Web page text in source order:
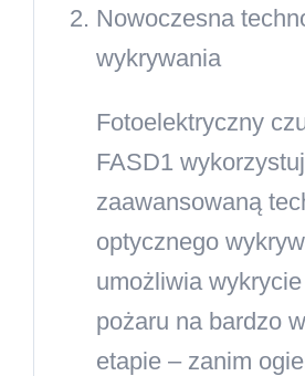
Nowoczesna
wykrywania
Fotoelektryczny
FASD1
zaawansowaną
optycznego
umożliwia
pożaru na bardzo
etapie – zanim